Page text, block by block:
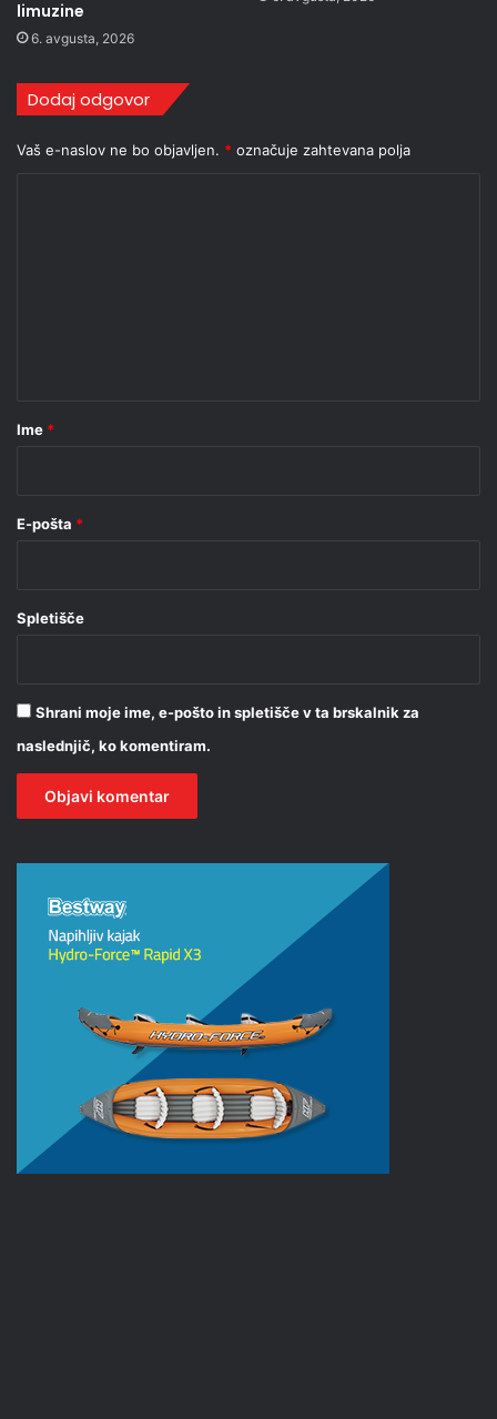
limuzine
6. avgusta, 2026
Dodaj odgovor
Vaš e-naslov ne bo objavljen. * označuje zahtevana polja
rIme *
E-pošta *
Spletišče
Shrani moje ime, e-pošto in spletišče v ta brskalnik za
naslednjič, ko komentiram.